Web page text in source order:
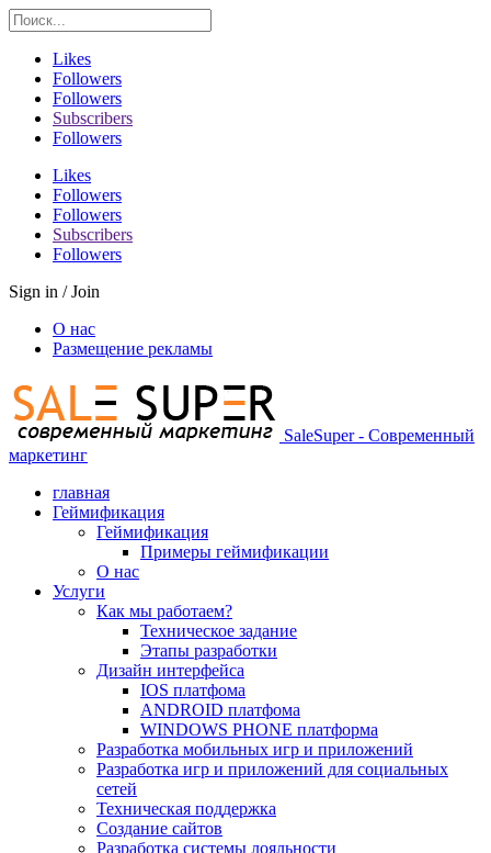
Likes
Followers
Followers
Subscribers
Followers
Likes
Followers
Followers
Subscribers
Followers
Sign in / Join
О нас
Размещение рекламы
SaleSuper - Современный
маркетинг
главная
Геймификация
Геймификация
Примеры геймификации
О нас
Услуги
Как мы работаем?
Техническое задание
Этапы разработки
Дизайн интерфейса
IOS платфома
ANDROID платфома
WINDOWS PHONE платформа
Разработка мобильных игр и приложений
Разработка игр и приложений для социальных
сетей
Техническая поддержка
Создание сайтов
Разработка системы лояльности